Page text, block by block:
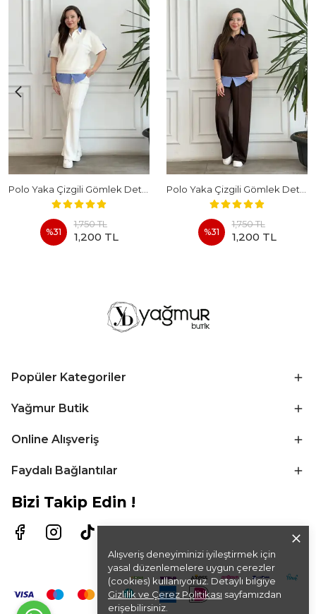
Alışveriş deneyiminizi iyileştirmek için
yasal düzenlemelere uygun çerezler
(cookies) kullanıyoruz. Detaylı bilgiye
Gizlilik ve Çerez Politikası sayfamızdan
erişebilirsiniz.
%31
1,750 TL
1,200 TL %31
1,750 TL
1,200 TL
Popüler Kategoriler
Yağmur Butik
Online Alışveriş
Faydalı Bağlantılar
Bizi Takip Edin !